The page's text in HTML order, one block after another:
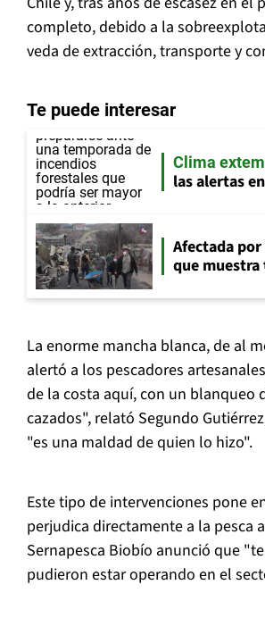
completo, debido a la
veda de extracción, transporte y
Te puede interesar
Clima
las alertas
Afectada
que muestra
La enorme mancha blanca, de al
alertó a los pescadores
de la costa aquí, con un blanqueo
cazados", relató Segundo
"es una maldad de quien lo hizo".
Este tipo de intervenciones pone
perjudica directamente a la pesca
Sernapesca Biobío anunció que
pudieron estar operando en el